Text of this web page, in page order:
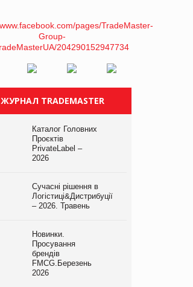
ЖУРНАЛ TRADEMASTER
Каталог Головних
Проєктів
PrivateLabel –
2026
Сучасні рішення в
Логістиці&Дистрибуції
– 2026. Травень
Новинки.
Просування
брендів
FMCG.Березень
2026